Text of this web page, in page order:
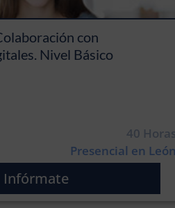
con
Nivel Básico
40
Presencial en
Infórmate